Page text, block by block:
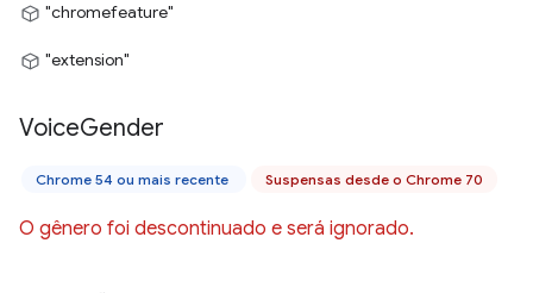
"chromefeature"
"extension"
VoiceGender
Chrome 54 ou mais recente Suspensas desde o Chrome 70
O gênero foi descontinuado e será ignorado.